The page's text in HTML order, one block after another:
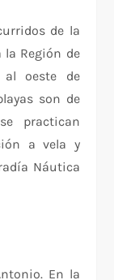
de la
la Región de
al oeste de
son de
practican
a vela y
Náutica
En la